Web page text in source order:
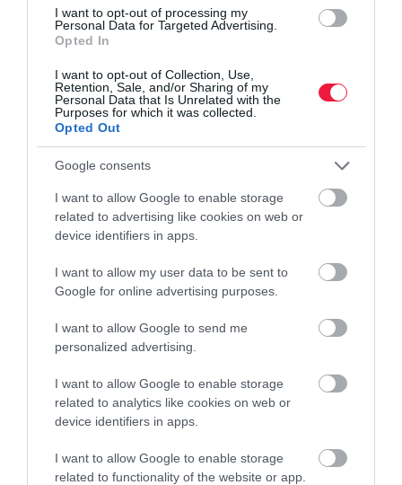
I want to opt-out of processing my
Personal Data for Targeted Advertising.
Opted In
I want to opt-out of Collection, Use,
Retention, Sale, and/or Sharing of my
Personal Data that Is Unrelated with the
Purposes for which it was collected.
Opted Out
Google consents
I want to allow Google to enable storage
related to advertising like cookies on web or
device identifiers in apps.
I want to allow my user data to be sent to
Google for online advertising purposes.
I want to allow Google to send me
personalized advertising.
I want to allow Google to enable storage
related to analytics like cookies on web or
device identifiers in apps.
I want to allow Google to enable storage
related to functionality of the website or app.
érezhető drágulást hoz a mindennapi bankolásban. A legtöbb
pénzintézet a KSH által mért 4,4 százalékos inflációhoz igazítja